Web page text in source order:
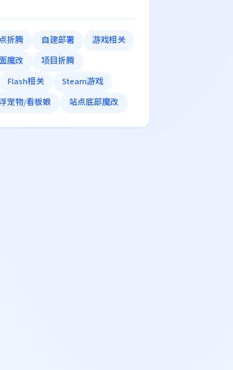
折腾 自建部署
游戏相关
魔改
项目折腾
Flash相关
Steam游戏
宠物/看板娘 站点底部魔改